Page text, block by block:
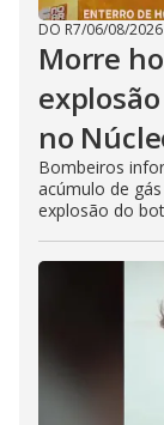
DO R7/06/08/2026
Morre
no
Bombeiros
acúmulo de
explosão do